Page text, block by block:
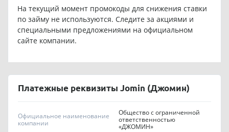
На текущий момент промокоды для снижения ставки
по займу не используются. Следите за акциями и
специальными предложениями на официальном
сайте компании.
Платежные реквизиты Jomin (Джомин)
Официальное наименование
компании
Общество с ограниченной
ответственностью
«ДЖОМИН»